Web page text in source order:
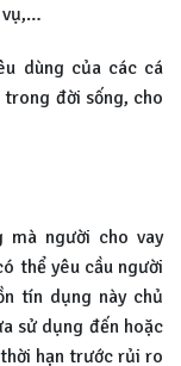
vụ,…
dùng của các cá
đời sống, cho
người cho vay
thể yêu cầu người
tín dụng này chủ
sử dụng đến hoặc
hạn trước rủi ro